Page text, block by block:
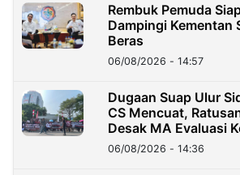
Rembuk Pemuda
Dampingi Kementan
Beras
06/08/2026 - 14:57
Dugaan Suap Ulur
CS Mencuat,
Desak MA Evaluasi
06/08/2026 - 14:36